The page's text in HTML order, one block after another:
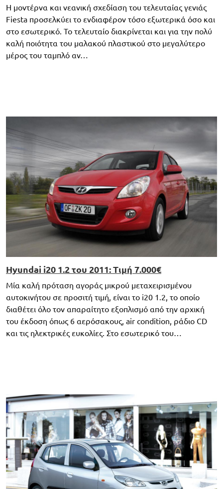
Η μοντέρνα και νεανική σχεδίαση του τελευταίας γενιάς
Fiesta προσελκύει το ενδιαφέρον τόσο εξωτερικά όσο και
στο εσωτερικό. Το τελευταίο διακρίνεται και για την πολύ
καλή ποιότητα του μαλακού πλαστικού στο μεγαλύτερο
μέρος του ταμπλό αν…
Hyundai i20 1.2 του 2011: Τιμή 7.000€
Μία καλή πρόταση αγοράς μικρού μεταχειρισμένου
αυτοκινήτου σε προσιτή τιμή, είναι το i20 1.2, το οποίο
διαθέτει όλο τον απαραίτητο εξοπλισμό από την αρχική
του έκδοση όπως 6 αερόσακους, air condition, ράδιο CD
και τις ηλεκτρικές ευκολίες. Στο εσωτερικό του…